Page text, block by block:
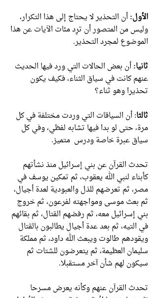
الأول:أن التحذير لا يحتاج إلى هذا التكرار،
وليس من المتصور أن ترِد مئات الآيات عن هذا
الموضوع لمجرد التحذير.
ثانيا:أن بعض الحالات التي ورد فيها الحديث
عنهم كانت في سياق الثناء، فكيف يكون
تحذيرا وهو ثناء؟
ثالثا: أن السياقات التي وردت مختلفة في كل
مرة، حتى لو بدا فيها تشابه لفظي، وفي كل
سياق عبرة خاصة ودرس متميز.
تحدث القرآن عن بني إسرائيل منذ نشأتهم
كأبناء لنبي الله يعقوب، ثم تمكين يوسف في
مصر، ثم تعرضهم للذل والعبودية لعدة أجيال،
ثم بعث موسى ومواجهته لفرعون، ثم خروج
بني إسرائيل معه، ثم رفضهم القتال، ثم بقائهم
في التيه، ثم بعد عدة أجيال يطالبون بالقتال
ويقودهم طالوت ويبعث الله داود، ثم مملكة
سليمان العظيمة، ثم يتعرضون للشتات ثم
سيكون لهم شأن آخر مستقبلا.
تحدث القرآن عنهم وكأنه يعرض مسرحا